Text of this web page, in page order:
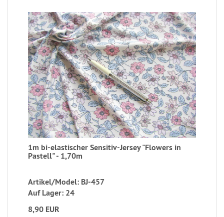
1m bi-elastischer Sensitiv-Jersey "Flowers in
Pastell" - 1,70m
Artikel/Model: BJ-457
Auf Lager: 24
8,90 EUR